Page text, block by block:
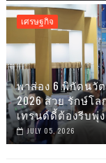
เศรษฐกิจ
พาส่อง 6 พิกัดนวั
2026 สวย รักษ์โ
เทรนด์ดี้ต้องรีบพุ่
JULY 05, 2026